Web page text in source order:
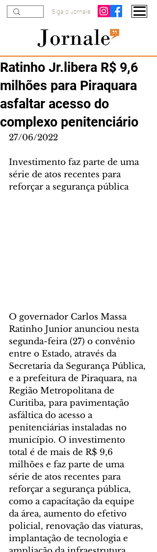
Siga o Jornale
Ratinho Jr.libera R$ 9,6
milhões para Piraquara
asfaltar acesso do
complexo penitenciário
27/06/2022
Investimento faz parte de uma
série de atos recentes para
reforçar a segurança pública
O governador Carlos Massa
Ratinho Junior anunciou nesta
segunda-feira (27) o convênio
entre o Estado, através da
Secretaria da Segurança Pública,
e a prefeitura de Piraquara, na
Região Metropolitana de
Curitiba, para pavimentação
asfáltica do acesso a
penitenciárias instaladas no
município. O investimento
total é de mais de R$ 9,6
milhões e faz parte de uma
série de atos recentes para
reforçar a segurança pública,
como a capacitação da equipe
da área, aumento do efetivo
policial, renovação das viaturas,
implantação de tecnologia e